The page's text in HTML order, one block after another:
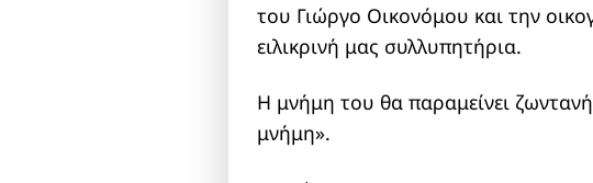
του Γιώργο Οικονόμου και την
ειλικρινή μας συλλυπητήρια.
Η μνήμη του θα παραμείνει
μνήμη».